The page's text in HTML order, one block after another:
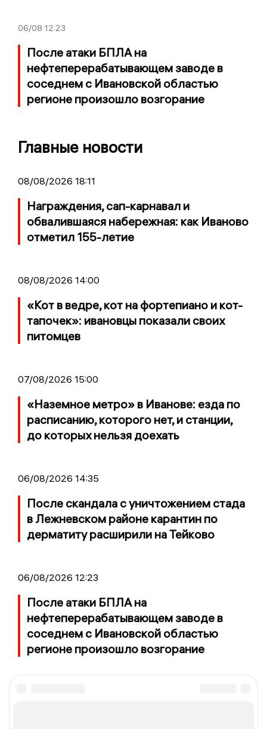
06/08 12:23
После атаки БПЛА на
нефтеперерабатывающем заводе в
соседнем с Ивановской областью
регионе произошло возгорание
Главные новости
08/08/2026 18:11
Награждения, сап-карнавал и
обвалившаяся набережная: как Иваново
отметил 155-летие
08/08/2026 14:00
«Кот в ведре, кот на фортепиано и кот-
тапочек»: ивановцы показали своих
питомцев
07/08/2026 15:00
«Наземное метро» в Иванове: езда по
расписанию, которого нет, и станции,
до которых нельзя доехать
06/08/2026 14:35
После скандала с уничтожением стада
в Лежневском районе карантин по
дерматиту расширили на Тейково
06/08/2026 12:23
После атаки БПЛА на
нефтеперерабатывающем заводе в
соседнем с Ивановской областью
регионе произошло возгорание